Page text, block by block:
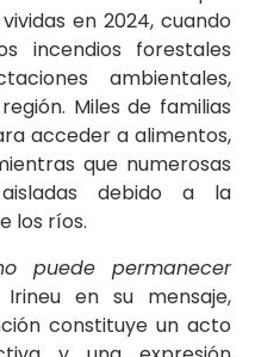
en 2024, cuando
incendios forestales
ambientales,
Miles de familias
acceder a alimentos,
que numerosas
aisladas debido a la
los ríos.
puede permanecer
en su mensaje,
constituye un acto